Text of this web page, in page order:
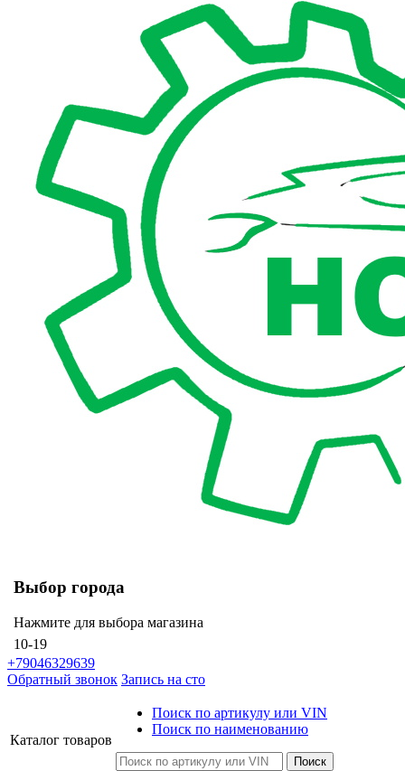
Выбор города
Нажмите для выбора магазина
10-19
+79046329639
Обратный звонок Запись на сто
Каталог товаров
Поиск по артикулу или VIN
Поиск по наименованию
Поиск